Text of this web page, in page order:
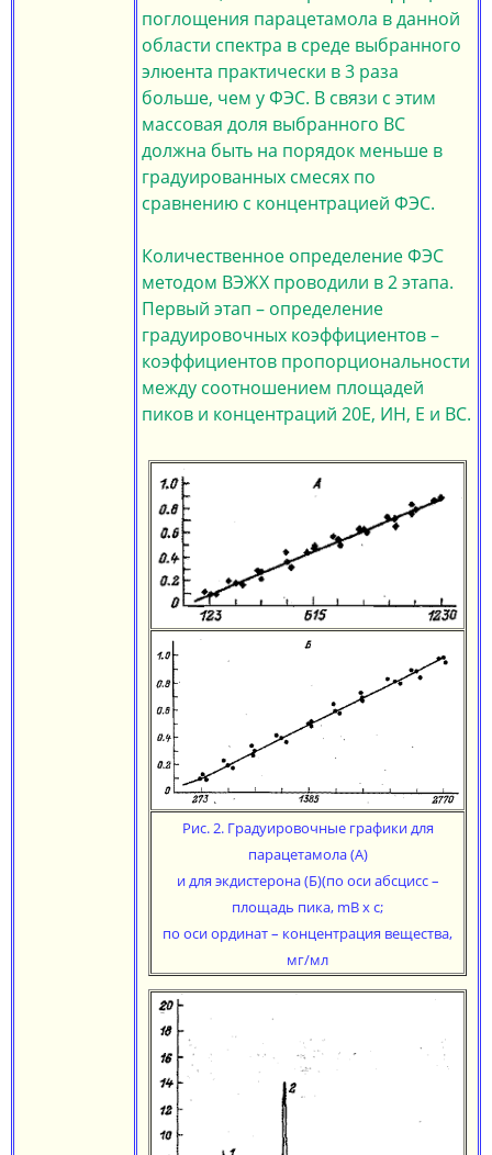
поглощения парацетамола в данной
области спектра в среде выбранного
элюента практически в 3 раза
больше, чем у ФЭС. В связи с этим
массовая доля выбранного ВС
должна быть на порядок меньше в
градуированных смесях по
сравнению с концентрацией ФЭС.
Количественное определение ФЭС
методом ВЭЖХ проводили в 2 этапа.
Первый этап – определение
градуировочных коэффициентов –
коэффициентов пропорциональности
между соотношением площадей
пиков и концентраций 20Е, ИН, Е и ВС.
Рис. 2. Градуировочные графики для
парацетамола (А)
и для экдистерона (Б)(по оси абсцисс –
площадь пика, mB х с;
по оси ординат – концентрация вещества,
мг/мл